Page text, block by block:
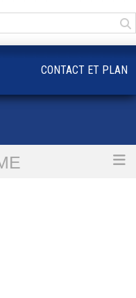
CONTACT ET PLAN